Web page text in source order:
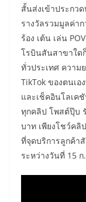
สั้นส่งเข้าประกว
รางวัลรวมมูลค่าก
ร้อง เต้น เล่น
โรบินสันสาขาใด
ทั่วประเทศ ความ
TikTok ของตนเ
และเช็คอินโลเค
ทุกคลิป โพสต์ปุ๊บ
บาท เพียงโชว์ค
ที่จุดบริการลูกค้า
ระหว่างวันที่ 15